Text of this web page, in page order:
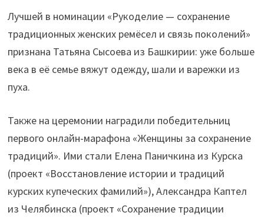
Лучшей в номинации «Рукоделие — сохранение
традиционных женских ремёсел и связь поколений»
признана Татьяна Сысоева из Башкирии: уже больше
века в её семье вяжут одежду, шали и варежки из
пуха.
Также на церемонии наградили победительниц
первого онлайн-марафона «Женщины за сохранение
традиций». Ими стали Елена Паничкина из Курска
(проект «Восстановление истории и традиций
курских купеческих фамилий»), Александра Каптел
из Челябинска (проект «Сохранение традиции